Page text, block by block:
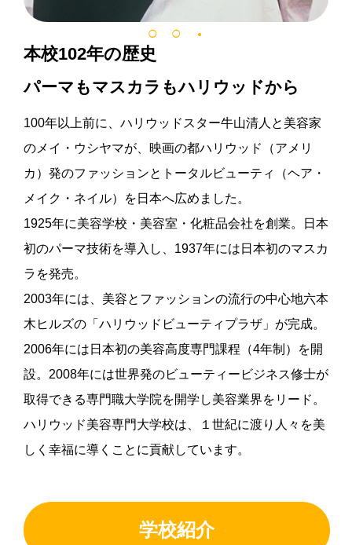
本校102年の歴史
パーマもマスカラもハリウッドから
100年以上前に、ハリウッドスター牛山清人と美容家
のメイ・ウシヤマが、映画の都ハリウッド（アメリ
カ）発のファッションとトータルビューティ（ヘア・
メイク・ネイル）を日本へ広めました。
1925年に美容学校・美容室・化粧品会社を創業。日本
初のパーマ技術を導入し、1937年には日本初のマスカ
ラを発売。
2003年には、美容とファッションの流行の中心地六本
木ヒルズの「ハリウッドビューティプラザ」が完成。
2006年には日本初の美容高度専門課程（4年制）を開
設。2008年には世界発のビューティービジネス修士が
取得できる専門職大学院を開学し美容業界をリード。
ハリウッド美容専門大学校は、１世紀に渡り人々を美
しく幸福に導くことに貢献しています。
学校紹介